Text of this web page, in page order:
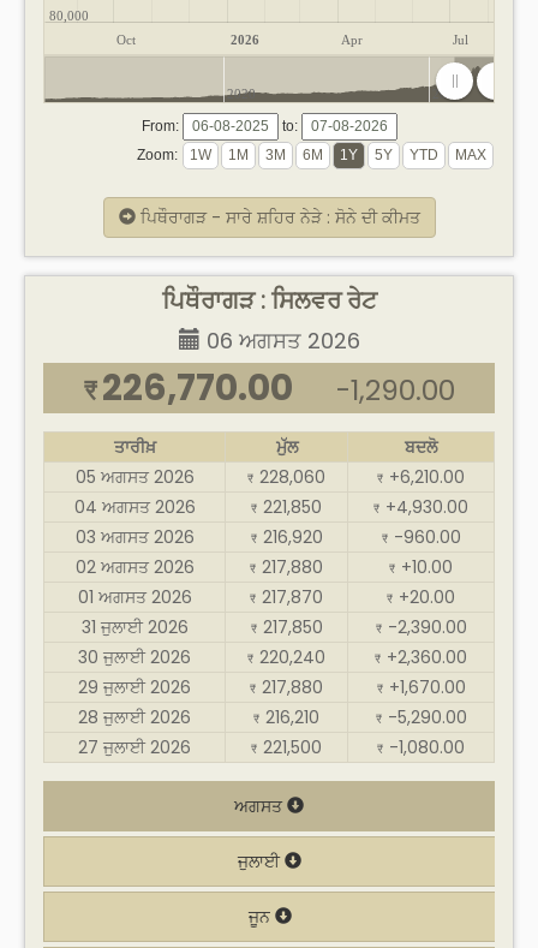
Oct 2026 Apr Jul
80,000
2020 2025
From:
to:
Zoom:
ਪਿਥੌਰਾਗੜ - ਸਾਰੇ ਸ਼ਹਿਰ ਨੇੜੇ : ਸੋਨੇ ਦੀ ਕੀਮਤ
ਪਿਥੌਰਾਗੜ : ਸਿਲਵਰ ਰੇਟ
06 ਅਗਸਤ 2026
₹ 226,770.00 -1,290.00
ਤਾਰੀਖ਼ ਮੁੱਲ
ਬਦਲੋ
05 ਅਗਸਤ 2026
₹ 228,060 ₹ +6,210.00
04 ਅਗਸਤ 2026
₹ 221,850 ₹ +4,930.00
03 ਅਗਸਤ 2026
₹ 216,920 ₹ -960.00
02 ਅਗਸਤ 2026
₹ 217,880 ₹ +10.00
01 ਅਗਸਤ 2026
₹ 217,870 ₹ +20.00
31 ਜੁਲਾਈ 2026
₹ 217,850 ₹ -2,390.00
30 ਜੁਲਾਈ 2026
₹ 220,240 ₹ +2,360.00
29 ਜੁਲਾਈ 2026
₹ 217,880 ₹ +1,670.00
28 ਜੁਲਾਈ 2026
₹ 216,210 ₹ -5,290.00
27 ਜੁਲਾਈ 2026
₹ 221,500 ₹ -1,080.00
ਅਗਸਤ
ਜੁਲਾਈ
ਜੂਨ